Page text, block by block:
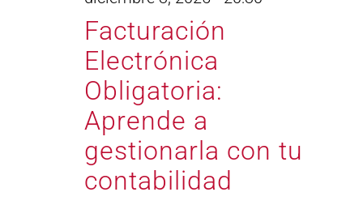
Facturación
Electrónica
Obligatoria:
Aprende a
gestionarla con tu
contabilidad